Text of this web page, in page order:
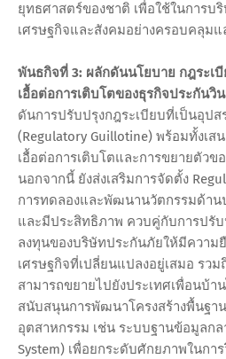
ยุทธศาสตร์ของชาติ เพื่อใช้ในการบ
เศรษฐกิจและสังคมอย่างครอบคลุม
พันธกิจที่ 3: ผลักดันนโยบาย กฎระเ
เอื้อต่อการเติบโตของธุรกิจประกันวิ
ดันการปรับปรุงกฎระเบียบที่เป็นอุปส
(Regulatory Guillotine) พร้อมทั้งเส
เอื้อต่อการเติบโตและการขยายตัวข
นอกจากนี้ ยังส่งเสริมการจัดตั้ง
การทดลองและพัฒนานวัตกรรมด้าน
และมีประสิทธิภาพ ควบคู่กับการปรั
ลงทุนของบริษัทประกันภัยให้มีความ
เศรษฐกิจที่เปลี่ยนแปลงอยู่เสมอ รวม
สามารถขยายไปยังประเทศเพื่อนบ้า
สนับสนุนการพัฒนาโครงสร้างพื้นฐา
อุตสาหกรรม เช่น ระบบฐานข้อมูลกล
System) เพื่อยกระดับศักยภาพในกา